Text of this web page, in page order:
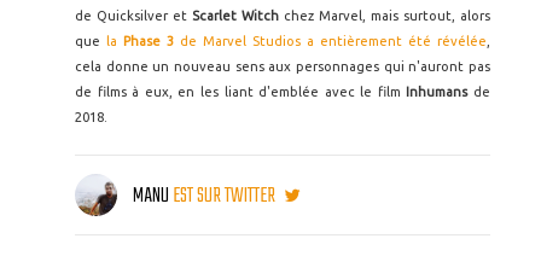
de Quicksilver et Scarlet Witch chez Marvel, mais surtout, alors
que
la Phase 3 de Marvel Studios a entièrement été révélée
cela donne un nouveau sens aux personnages qui n'auront pas
de films à eux, en les liant d'emblée avec le film
Inhumans de
2018.
MANUEST SUR TWITTER